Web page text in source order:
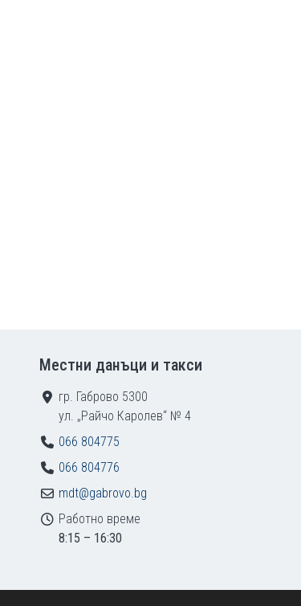
Местни данъци и такси
гр. Габрово 5300
ул. „Райчо Каролев“ № 4
066 804775
066 804776
mdt@gabrovo.bg
Работно време
8:15 – 16:30